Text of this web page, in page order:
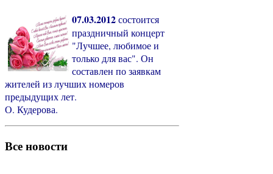
07.03.2012состоится
праздничный концерт
"Лучшее, любимое и
только для вас". Он
составлен по заявкам
жителей из лучших номеров
предыдущих лет.
О. Кудерова.
Все новости